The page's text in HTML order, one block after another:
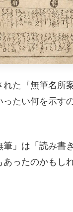
た『無筆名所
たい何を示す
」は「読み書
ったのかもし